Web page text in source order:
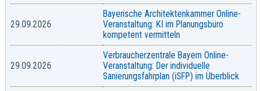
29.09.2026
Bayerische Architektenkammer Online-
Veranstaltung: KI im Planungsbüro
kompetent vermitteln
29.09.2026
Verbraucherzentrale Bayern Online-
Veranstaltung: Der individuelle
Sanierungsfahrplan (iSFP) im Überblick